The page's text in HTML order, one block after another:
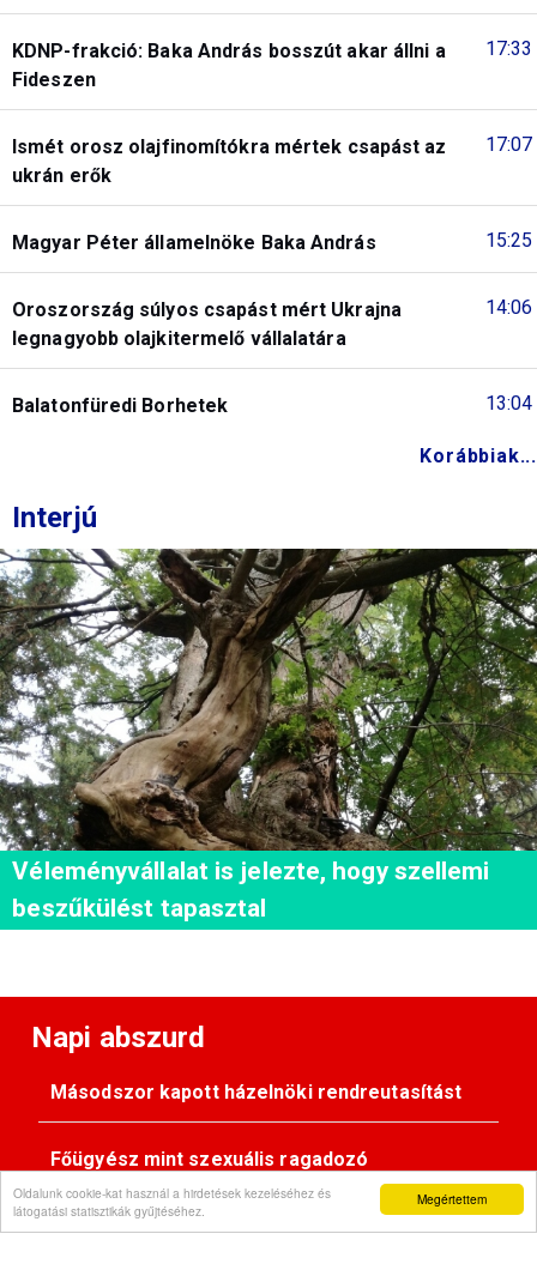
Megértettem
Oldalunk cookie-kat használ a hirdetések kezeléséhez és
látogatási statisztikák gyűjtéséhez.
17:33
KDNP-frakció: Baka András bosszút akar állni a
Fideszen
17:07
Ismét orosz olajfinomítókra mértek csapást az
ukrán erők
15:25
Magyar Péter államelnöke Baka András
14:06
Oroszország súlyos csapást mért Ukrajna
legnagyobb olajkitermelő vállalatára
13:04
Balatonfüredi Borhetek
Korábbiak...
Interjú
Véleményvállalat is jelezte, hogy szellemi
beszűkülést tapasztal
Napi abszurd
Másodszor kapott házelnöki rendreutasítást
Főügyész mint szexuális ragadozó
Pimasz önkényúr